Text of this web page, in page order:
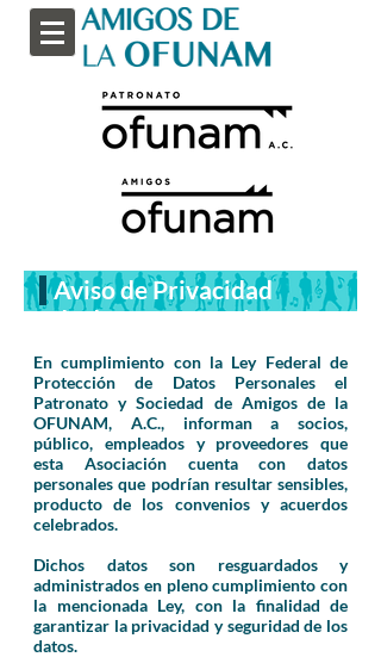
Aviso de Privacidad
de datos personales
En cumplimiento con la Ley Federal de
Protección de Datos Personales el
Patronato y Sociedad de Amigos de la
OFUNAM, A.C., informan a socios,
público, empleados y proveedores que
esta Asociación cuenta con datos
personales que podrían resultar sensibles,
producto de los convenios y acuerdos
celebrados.
Dichos datos son resguardados y
administrados en pleno cumplimiento con
la mencionada Ley, con la finalidad de
garantizar la privacidad y seguridad de los
datos.